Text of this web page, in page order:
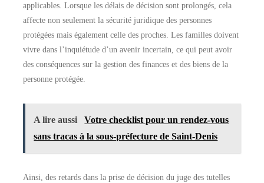
applicables. Lorsque les délais de décision sont prolongés, cela
affecte non seulement la sécurité juridique des personnes
protégées mais également celle des proches. Les familles doivent
vivre dans l’inquiétude d’un avenir incertain, ce qui peut avoir
des conséquences sur la gestion des finances et des biens de la
personne protégée.
A lire aussi
Votre checklist pour un rendez-vous
sans tracas à la sous-préfecture de Saint-Denis
Ainsi, des retards dans la prise de décision du juge des tutelles